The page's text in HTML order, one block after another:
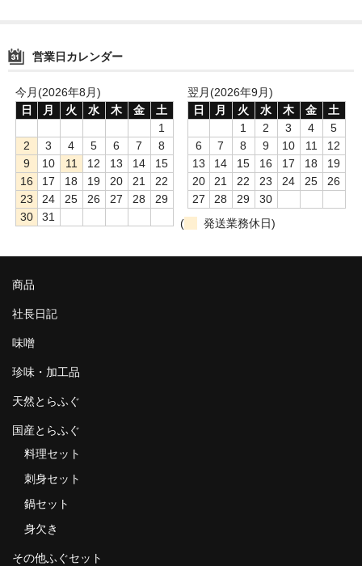
営業日カレンダー
今月(2026年8月)
日
月 火 水 木 金
土
1
2
3 4 5 6 7
8
9
10 11 12 13 14
15
16
17 18 19 20 21
22
23
24 25 26 27 28
29
30
31
翌月(2026年9月)
日
月 火 水 木 金
土
1
2 3 4
5
6
7 8 9 10 11
12
13
14 15 16 17 18
19
20
21 22 23 24 25
26
27
28 29
30
(
発送業務休日)
商品
社長日記
味噌
珍味・加工品
天然とらふぐ
国産とらふぐ
料理セット
刺身セット
鍋セット
身欠き
その他ふぐセット